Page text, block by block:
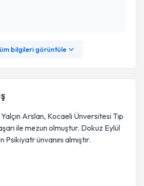
bilgileri görüntüle
Arslan, Kocaeli Ünversitesi Tıp
ile mezun olmuştur. Dokuz Eylül
Psikiyatr ünvanını almıştır.